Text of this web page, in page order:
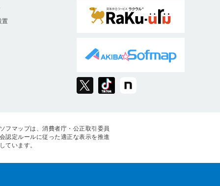
置
ソフマップは、消費者庁・公正取引委員
会認定ルールに従った適正な表示を推進
しています。